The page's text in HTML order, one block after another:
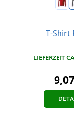
T-Shirt
LIEFERZEIT